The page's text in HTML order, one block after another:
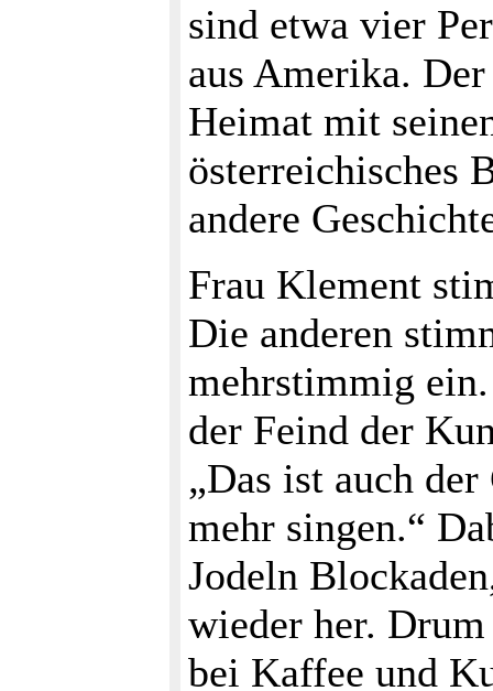
sind etwa vier
aus Amerika.
Heimat mit
österreichisches
andere
Frau Klement
Die anderen
mehrstimmig
der Feind der
„Das ist auch
mehr singen.“
Jodeln
wieder her.
bei Kaffee und